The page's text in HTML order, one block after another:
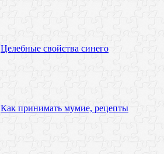
Целебные свойства синего
Как принимать мумие, рецепты